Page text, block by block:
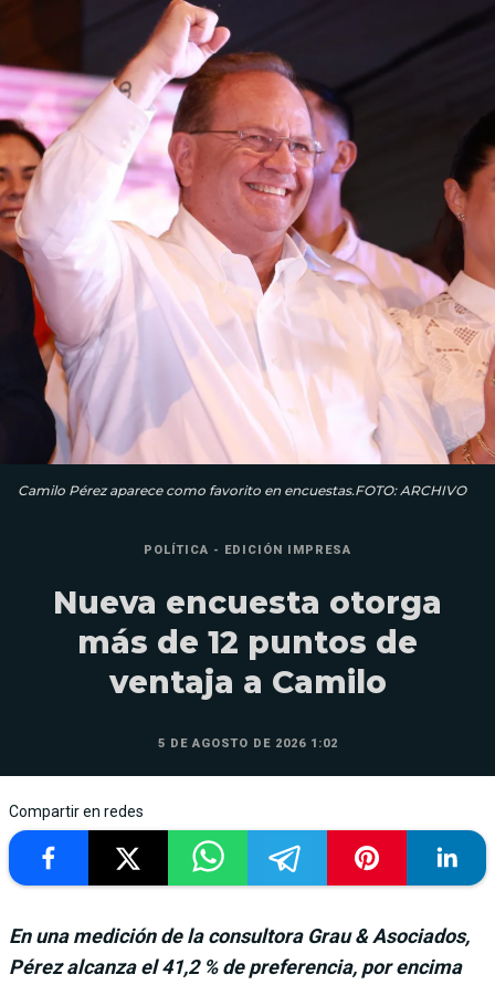
Camilo Pérez aparece como favorito en encuestas.FOTO: ARCHIVO
POLÍTICA - EDICIÓN IMPRESA
Nueva encuesta otorga
más de 12 puntos de
ventaja a Camilo
5 DE AGOSTO DE 2026 1:02
Compartir en redes
En una medición de la consultora Grau & Asociados,
Pérez alcanza el 41,2 % de preferencia, por encima